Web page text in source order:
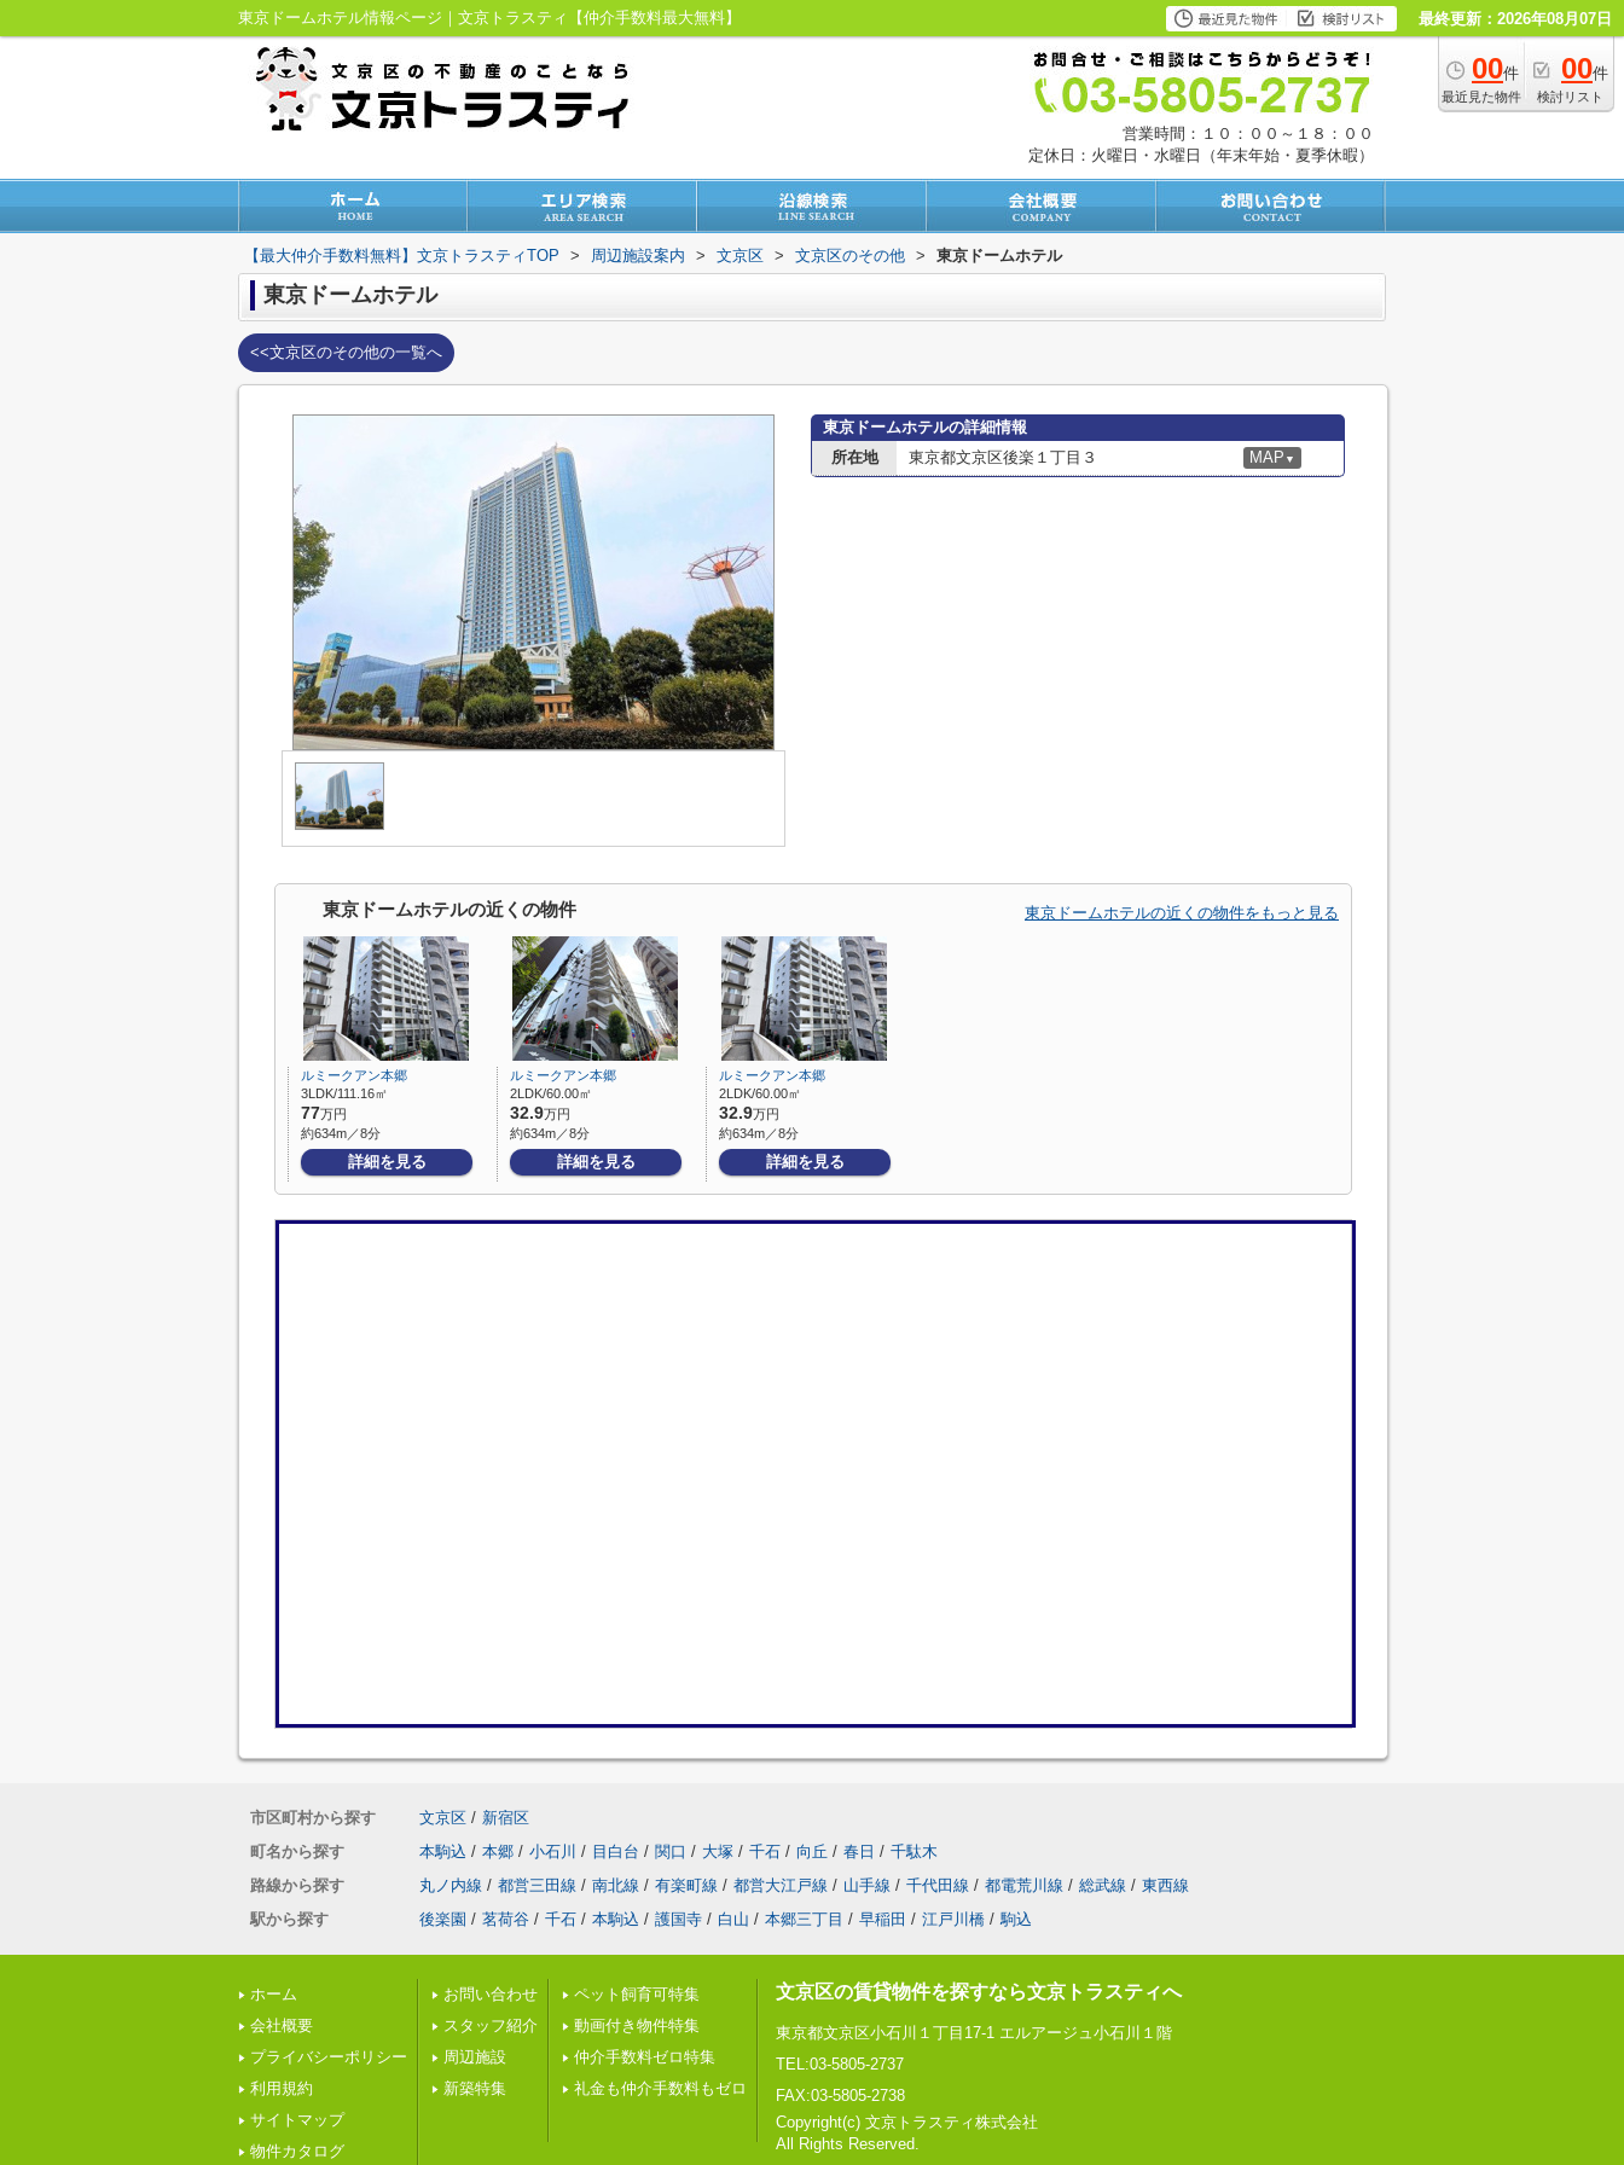
東京ドームホテル情報ページ｜文京トラスティ【仲介手数料最大無料】 最終更新：2026年08月07日
00件
最近見た物件
00件
検討リスト
営業時間：１０：００～１８：００
定休日：火曜日・水曜日（年末年始・夏季休暇）
【最大仲介手数料無料】文京トラスティTOP > 周辺施設案内 > 文京区 > 文京区のその他 > 東京ドームホテル
東京ドームホテル
<<文京区のその他の一覧へ
東京ドームホテルの詳細情報
所在地
東京都文京区後楽１丁目３ MAP ▼
東京ドームホテルの近くの物件 東京ドームホテルの近くの物件をもっと見る
ルミークアン本郷
3LDK/111.16㎡
77万円
約634m／8分
詳細を見る
ルミークアン本郷
2LDK/60.00㎡
32.9万円
約634m／8分
詳細を見る
ルミークアン本郷
2LDK/60.00㎡
32.9万円
約634m／8分
詳細を見る
市区町村から探す 文京区 / 新宿区
町名から探す
本駒込 / 本郷 / 小石川 / 目白台 / 関口 / 大塚 / 千石 / 向丘 / 春日 / 千駄木
路線から探す
丸ノ内線 / 都営三田線 / 南北線 / 有楽町線 / 都営大江戸線 / 山手線 / 千代田線 / 都電荒川線 / 総武線 / 東西線
駅から探す
後楽園 / 茗荷谷 / 千石 / 本駒込 / 護国寺 / 白山 / 本郷三丁目 / 早稲田 / 江戸川橋 / 駒込
ホーム
会社概要
プライバシーポリシー
利用規約
サイトマップ
物件カタログ
お問い合わせ
スタッフ紹介
周辺施設
新築特集
ペット飼育可特集
動画付き物件特集
仲介手数料ゼロ特集
礼金も仲介手数料もゼロ
文京区の賃貸物件を探すなら文京トラスティへ
東京都文京区小石川１丁目17-1 エルアージュ小石川１階
TEL:03-5805-2737
FAX:03-5805-2738
Copyright(c) 文京トラスティ株式会社
All Rights Reserved.